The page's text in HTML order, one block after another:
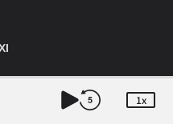
堺雅人『VIVANT』が2週連続の
1x